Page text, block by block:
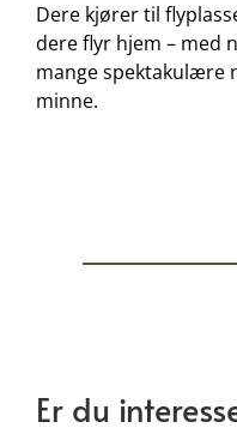
Dere kjører til
dere flyr hjem – med
mange spektakulære
minne.
Er du